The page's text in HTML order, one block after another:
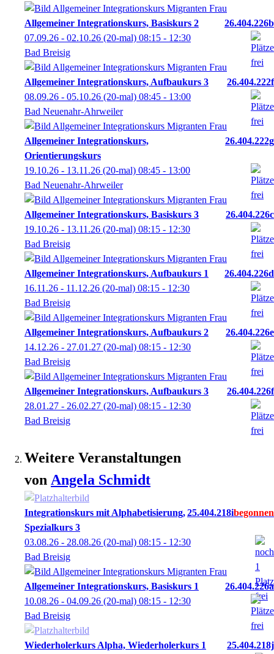
Allgemeiner Integrationskurs, Basiskurs 2
26.404.226b
07.09.26 - 02.10.26 (20-mal) 08:15 - 12:30
Bad Breisig
Allgemeiner Integrationskurs, Aufbaukurs 3
26.404.222f
08.09.26 - 05.10.26 (20-mal) 08:45 - 13:00
Bad Neuenahr-Ahrweiler
Allgemeiner Integrationskurs,
Orientierungskurs
26.404.222g
19.10.26 - 13.11.26 (20-mal) 08:45 - 13:00
Bad Neuenahr-Ahrweiler
Allgemeiner Integrationskurs, Basiskurs 3
26.404.226c
19.10.26 - 13.11.26 (20-mal) 08:15 - 12:30
Bad Breisig
Allgemeiner Integrationskurs, Aufbaukurs 1
26.404.226d
16.11.26 - 11.12.26 (20-mal) 08:15 - 12:30
Bad Breisig
Allgemeiner Integrationskurs, Aufbaukurs 2
26.404.226e
14.12.26 - 27.01.27 (20-mal) 08:15 - 12:30
Bad Breisig
Allgemeiner Integrationskurs, Aufbaukurs 3
26.404.226f
28.01.27 - 26.02.27 (20-mal) 08:15 - 12:30
Bad Breisig
Weitere Veranstaltungen
von Angela Schmidt
Integrationskurs mit Alphabetisierung,
Spezialkurs 3
25.404.218i
03.08.26 - 28.08.26 (20-mal) 08:15 - 12:30
Bad Breisig
Allgemeiner Integrationskurs, Basiskurs 1
26.404.226a
10.08.26 - 04.09.26 (20-mal) 08:15 - 12:30
Bad Breisig
Wiederholerkurs Alpha, Wiederholerkurs 1
25.404.218j